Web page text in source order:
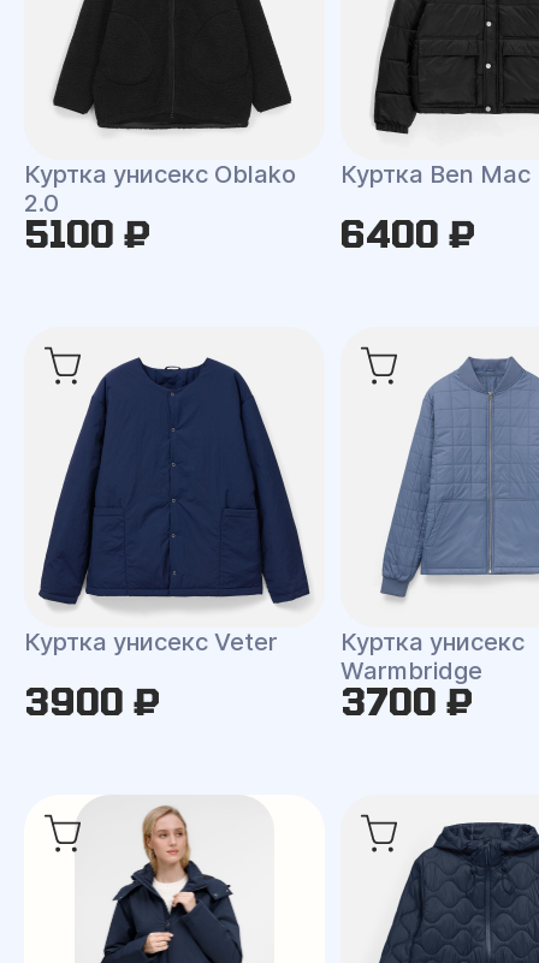
Куртка унисекс Oblako
2.0
5100 ₽
Куртка Ben Mac
6400 ₽
Куртка унисекс Veter
3900 ₽
Куртка унисекс
Warmbridge
3700 ₽